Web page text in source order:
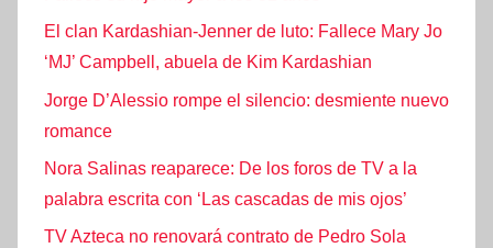
El clan Kardashian-Jenner de luto: Fallece Mary Jo
‘MJ’ Campbell, abuela de Kim Kardashian
Jorge D’Alessio rompe el silencio: desmiente nuevo
romance
Nora Salinas reaparece: De los foros de TV a la
palabra escrita con ‘Las cascadas de mis ojos’
TV Azteca no renovará contrato de Pedro Sola